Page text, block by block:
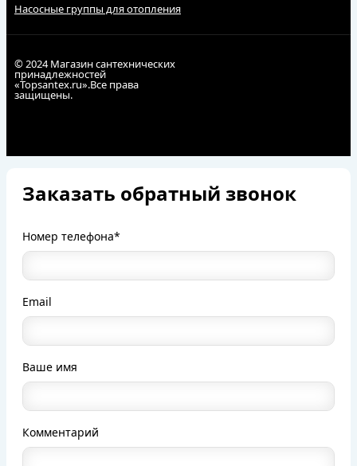
Насосные группы для отопления
© 2024 Магазин сантехнических
принадлежностей
«Topsantex.ru».Все права
защищены.
Заказать обратный звонок
Номер телефона*
Email
Ваше имя
Комментарий